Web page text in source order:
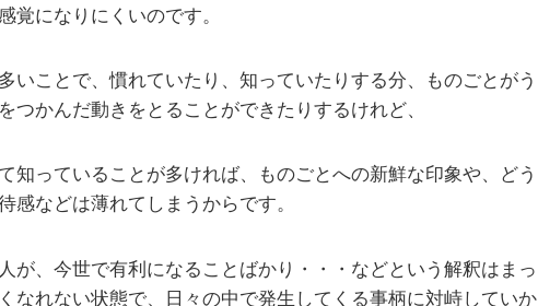
覚になりにくいのです。
いことで、慣れていたり、知っていたりする分、ものごとがう
つかんだ動きをとることができたりするけれど、
知っていることが多ければ、ものごとへの新鮮な印象や、どう
感などは薄れてしまうからです。
が、今世で有利になることばかり・・・などという解釈はまっ
なれない状態で、日々の中で発生してくる事柄に対峙していか